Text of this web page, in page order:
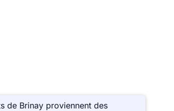
de Brinay proviennent des